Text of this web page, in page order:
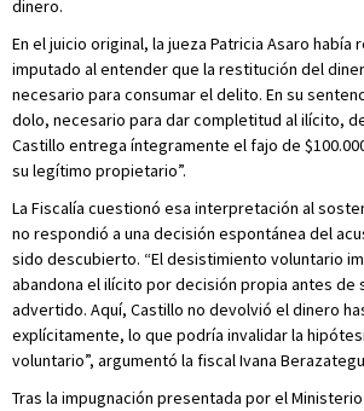
dinero.
En el juicio original, la jueza Patricia Asaro
imputado al entender que la restitución del
necesario para consumar el delito. En su
dolo, necesario para dar completitud al ilícito,
Castillo entrega íntegramente el fajo de
su legítimo propietario”.
La Fiscalía cuestionó esa interpretación al
no respondió a una decisión espontánea del
sido descubierto. “El desistimiento voluntario
abandona el ilícito por decisión propia antes de
advertido. Aquí, Castillo no devolvió el dinero
explícitamente, lo que podría invalidar la
voluntario”, argumentó la fiscal Ivana
Tras la impugnación presentada por el